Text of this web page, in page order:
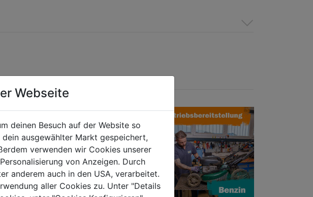
Webseite
deinen Besuch auf der Website so
ausgewählter Markt gespeichert,
verwenden wir Cookies unserer
von Anzeigen. Durch
anderem auch in den USA, verarbeitet.
aller Cookies zu. Unter "Details